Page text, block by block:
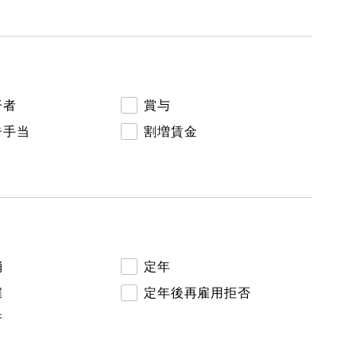
者
賞与
当
割増賃金
定年
定年後再雇用拒否